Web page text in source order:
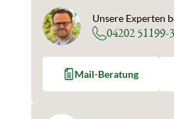
Unsere Experten
04202 51199-
Mail-Beratung